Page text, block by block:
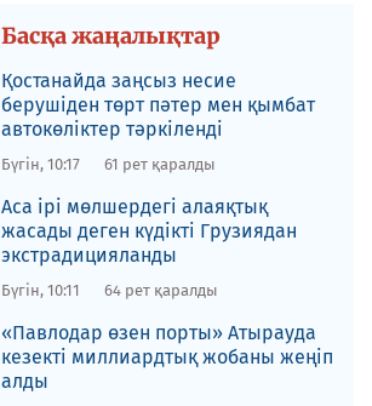
Басқа жаңалықтар
Қостанайда заңсыз несие
берушіден төрт пәтер мен қымбат
автокөліктер тәркіленді
Бүгін, 10:17 61 рет қаралды
​Аса ірі мөлшердегі алаяқтық
жасады деген күдікті Грузиядан
экстрадицияланды
Бүгін, 10:11 64 рет қаралды
​«Павлодар өзен порты» Атырауда
кезекті миллиардтық жобаны жеңіп
алды